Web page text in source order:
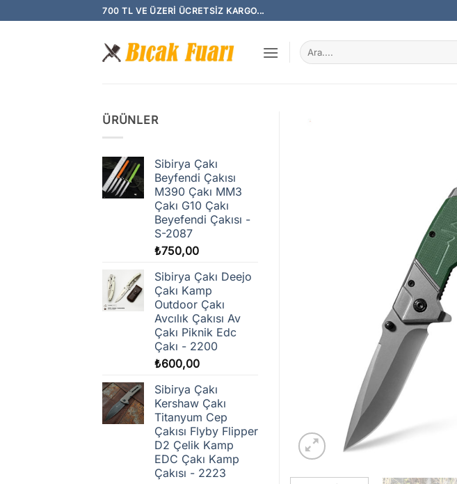
atla
700 TL VE ÜZERI ÜCRETSIZ KARGO...
Ara:
ÜRÜNLER
Sibirya Çakı
Beyfendi Çakısı
M390 Çakı MM3
Çakı G10 Çakı
Beyefendi Çakısı -
S-2087
₺750,00
Sibirya Çakı Deejo
Çakı Kamp
Outdoor Çakı
Avcılık Çakısı Av
Çakı Piknik Edc
Çakı - 2200
₺600,00
Sibirya Çakı
Kershaw Çakı
Titanyum Cep
Çakısı Flyby Flipper
D2 Çelik Kamp
EDC Çakı Kamp
Çakısı - 2223